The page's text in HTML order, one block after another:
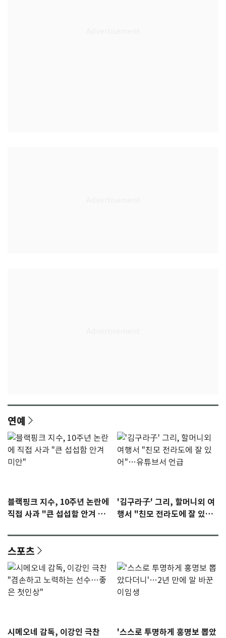
연예
블랙핑크 지수, 10주년 논란에
직접 사과 "큰 섭섭함 안겨 미
'김구라子' 그리, 할머니외 여
행서 "친모 전라도에 잘 있
스포츠
시메오네 감독, 이강인 극찬
'스스로 투명하게 홍명보 뽑았